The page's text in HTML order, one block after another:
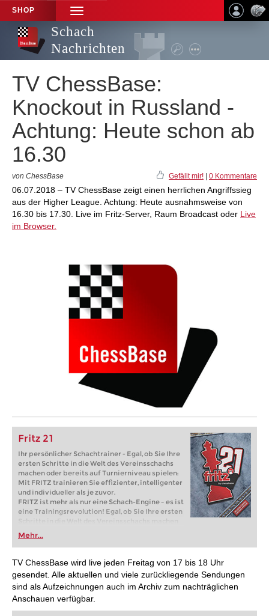
SHOP
TOGGLE
NAVIGATION
Schach
Nachrichten
TV ChessBase:
Knockout in Russland -
Achtung: Heute schon ab
16.30
von ChessBase Gefällt mir! 0 Kommentare
06.07.2018 – TV ChessBase zeigt einen herrlichen Angriffssieg
aus der Higher League. Achtung: Heute ausnahmsweise von
16.30 bis 17.30. Live im Fritz-Server, Raum Broadcast oder Live
im Browser.
Fritz 21
Ihr persönlicher Schachtrainer - Egal, ob Sie Ihre
ersten Schritte in die Welt des Vereinsschachs
machen oder bereits auf Turnierniveau spielen:
Mit FRITZ trainieren Sie effizienter, intelligenter
und individueller als je zuvor.
FRITZ ist mehr als nur eine Schach-Engine – es ist
eine Trainingsrevolution! Egal, ob Sie Ihre ersten
Schritte in die Welt des Vereinsschachs machen
oder bereits auf Turnierniveau spielen: Mit
FRITZ trainieren Sie effizienter, intelligenter und
individueller als je zuvor.
Mehr...
TV ChessBase wird live jeden Freitag von 17 bis 18 Uhr
gesendet. Alle aktuellen und viele zurückliegende Sendungen
sind als Aufzeichnungen auch im Archiv zum nachträglichen
Anschauen verfügbar.